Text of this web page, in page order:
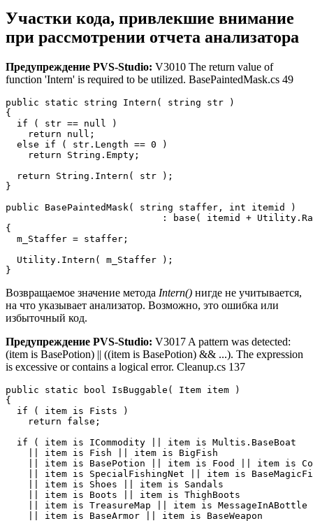
Участки кода, привлекшие внимание
при рассмотрении отчета анализатора
Предупреждение PVS-Studio: V3010 The return value of
function 'Intern' is required to be utilized. BasePaintedMask.cs 49
public static string Intern( string str )
{
  if ( str == null )
    return null;
  else if ( str.Length == 0 )
    return String.Empty;
  return String.Intern( str );
}
public BasePaintedMask( string staffer, int itemid )
: base( itemid +
{
  m_Staffer = staffer;
  Utility.Intern( m_Staffer );
}
Возвращаемое значение метода Intern() нигде не учитывается,
на что указывает анализатор. Возможно, это ошибка или
избыточный код.
Предупреждение PVS-Studio: V3017 A pattern was detected:
(item is BasePotion) || ((item is BasePotion) && ...). The expression
is excessive or contains a logical error. Cleanup.cs 137
public static bool IsBuggable( Item item )
{
  if ( item is Fists )
    return false;
  if ( item is ICommodity || item is Multis.BaseBoat
    || item is Fish || item is BigFish
|| item is BasePotion || item is Food || item is
|| item is SpecialFishingNet || item is
    || item is Shoes || item is Sandals
    || item is Boots || item is ThighBoots
    || item is TreasureMap || item is MessageInABottle
    || item is BaseArmor || item is BaseWeapon